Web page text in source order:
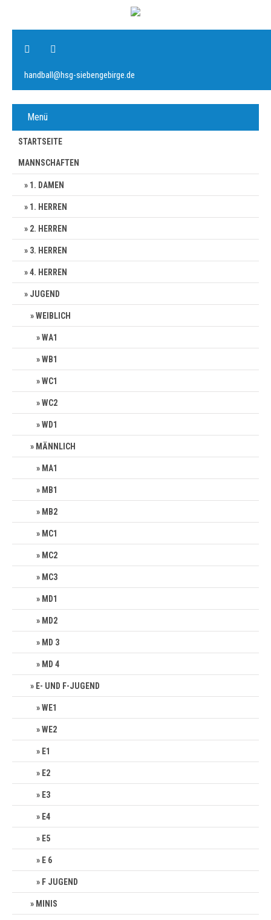
handball@hsg-siebengebirge.de
Menü
STARTSEITE
MANNSCHAFTEN
1. DAMEN
1. HERREN
2. HERREN
3. HERREN
4. HERREN
JUGEND
WEIBLICH
WA1
WB1
WC1
WC2
WD1
MÄNNLICH
MA1
MB1
MB2
MC1
MC2
MC3
MD1
MD2
MD 3
MD 4
E- UND F-JUGEND
WE1
WE2
E1
E2
E3
E4
E5
E 6
F JUGEND
MINIS